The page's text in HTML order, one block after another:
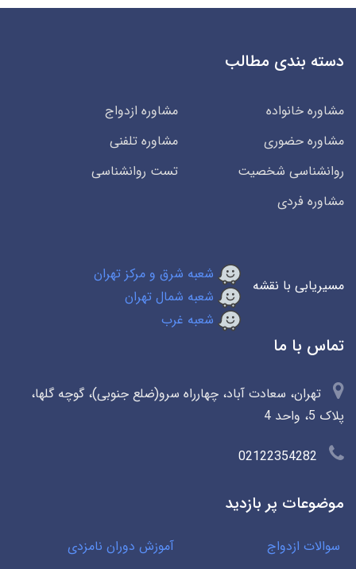
دسته بندی مطالب
مشاوره خانواده
مشاوره ازدواج
مشاوره حضوری
مشاوره تلفنی
روانشناسی شخصیت
تست روانشناسی
مشاوره فردی
مسیریابی با نقشه
شعبه شرق و مرکز تهران
شعبه شمال تهران
شعبه غرب
تماس با ما
تهران، سعادت آباد، چهارراه سرو(ضلع جنوبی)، گوچه گلها،
پلاک 5، واحد 4
02122354282
موضوعات پر بازدید
سوالات ازدواج
آموزش دوران نامزدی